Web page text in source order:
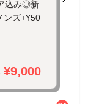
込み◎新
ンズ+¥50
¥9,000